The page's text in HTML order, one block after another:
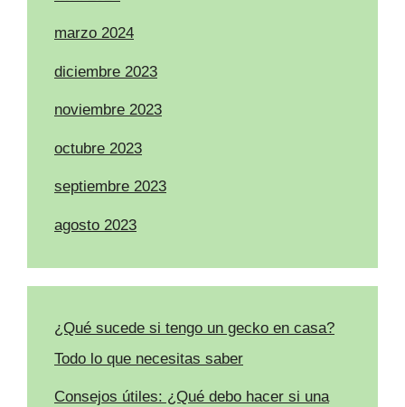
marzo 2024
diciembre 2023
noviembre 2023
octubre 2023
septiembre 2023
agosto 2023
¿Qué sucede si tengo un gecko en casa?
Todo lo que necesitas saber
Consejos útiles: ¿Qué debo hacer si una